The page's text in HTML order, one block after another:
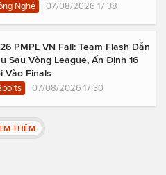
Nghệ 07/08/2026 17:38
PMPL VN Fall: Team Flash Dẫn
Sau Vòng League, Ấn Định 16
Vào Finals
07/08/2026 17:30
THÊM